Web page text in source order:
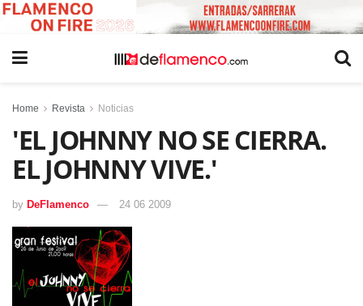
Home Revista Noticias
'EL JOHNNY NO SE CIERRA.
EL JOHNNY VIVE.'
by DeFlamenco 24 06 2009